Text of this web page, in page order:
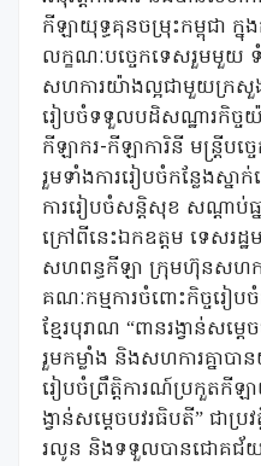
កីឡាយុទ្ធគុនចម្រុះកម្ពុជា ក្
លក្ខណៈបច្ចេកទេសរួមមួយ
សហការយ៉ាងល្អជាមួយក្រសួង-
រៀបចំទទួលបដិសណ្ឋារកិច្ច
កីឡាករ-កីឡាការិនី មន្ត្រីបច្ច
រួមទាំងការរៀបចំកន្លែងស្ន
ការរៀបចំសន្តិសុខ សណ្តាប់ធ្
ក្រៅពីនេះឯកឧត្តម ទេសរដ្
សហពន្ធកីឡា ក្រុមហ៊ុនសហកា
គណៈកម្មការចំពោះកិច្ចរៀប
ខ្មែរបុរាណ “ពានរង្វាន់សម្
រួមកម្លាំង និងសហការគ្នាបា
រៀបចំព្រឹត្តិការណ៍ប្រកួតកីឡា
ង្វាន់សម្តេចបវរធិបតី” ជាប្
រលូន និងទទួលបានជោគជ័